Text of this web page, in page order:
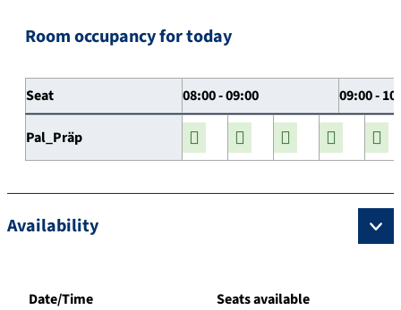
Room occupancy for today
Seat 08:00 - 09:00 09:00 -
Pal_Präp
Availability
Date/Time Seats available